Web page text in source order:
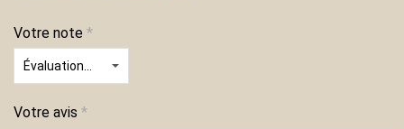
Votre note *
Votre avis *